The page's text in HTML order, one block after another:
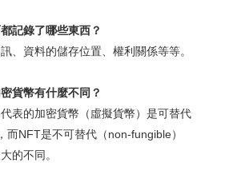
錄了哪些東西？
資料的儲存位置、權利關係等等。
幣有什麼不同？
表的加密貨幣（虛擬貨幣）是可替代
而NFT是不可替代（non-fungible）
的不同。